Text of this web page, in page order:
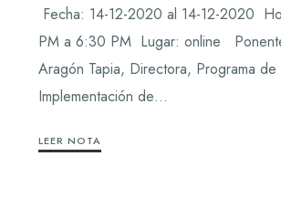
Fecha: 14-12-2020 al 14-12-2020
PM a 6:30 PM Lugar: online
Aragón Tapia, Directora, Programa
Implementación de…
LEER NOTA